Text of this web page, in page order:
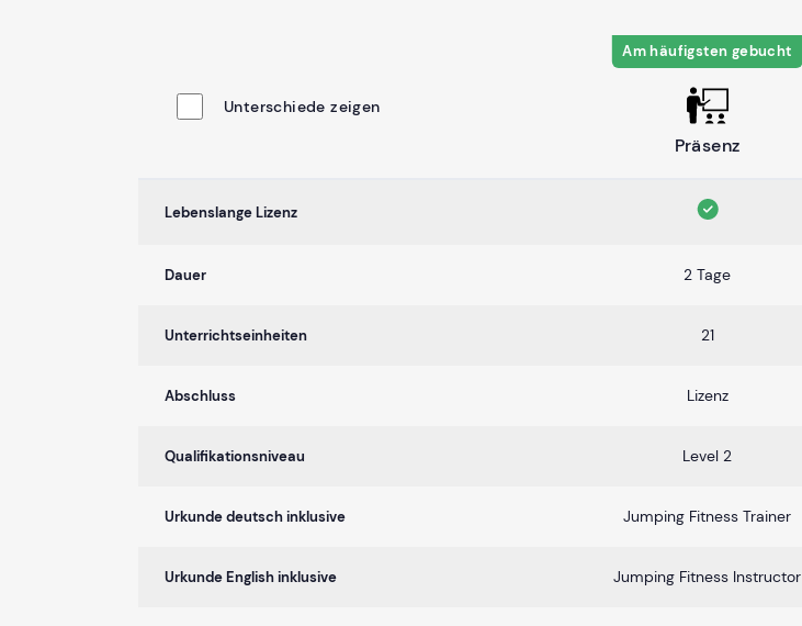
Unterschiede zeigen
Präsenz
Am häufigsten gebucht
Lebenslange Lizenz
Dauer 2 Tage
Unterrichtseinheiten 21
Abschluss Lizenz
Qualifikationsniveau Level 2
Urkunde deutsch inklusive Jumping Fitness Trainer
Urkunde English inklusive Jumping Fitness Instructor